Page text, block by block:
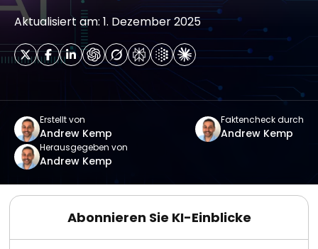
Aktualisiert am: 1. Dezember 2025
Erstellt von
Andrew Kemp
Faktencheck durch
Andrew Kemp
Herausgegeben von
Andrew Kemp
Abonnieren Sie KI-Einblicke